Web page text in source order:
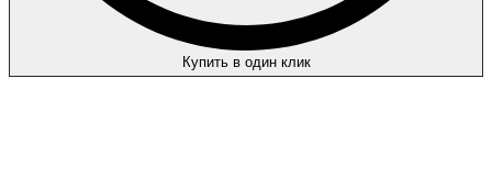
Купить в один клик